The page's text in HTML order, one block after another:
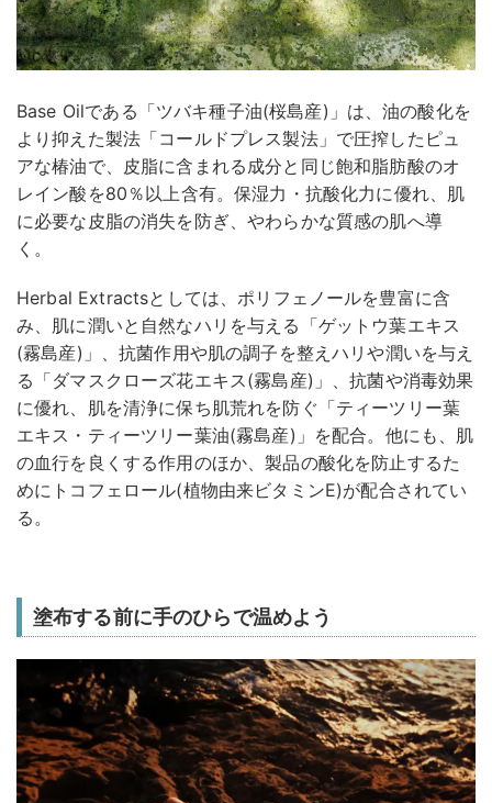
Base Oilである「ツバキ種子油(桜島産)」は、油の酸化を
より抑えた製法「コールドプレス製法」で圧搾したピュ
アな椿油で、皮脂に含まれる成分と同じ飽和脂肪酸のオ
レイン酸を80％以上含有。保湿力・抗酸化力に優れ、肌
に必要な皮脂の消失を防ぎ、やわらかな質感の肌へ導
く。
Herbal Extractsとしては、ポリフェノールを豊富に含
み、肌に潤いと自然なハリを与える「ゲットウ葉エキス
(霧島産)」、抗菌作用や肌の調子を整えハリや潤いを与え
る「ダマスクローズ花エキス(霧島産)」、抗菌や消毒効果
に優れ、肌を清浄に保ち肌荒れを防ぐ「ティーツリー葉
エキス・ティーツリー葉油(霧島産)」を配合。他にも、肌
の血行を良くする作用のほか、製品の酸化を防止するた
めにトコフェロール(植物由来ビタミンE)が配合されてい
る。
塗布する前に手のひらで温めよう